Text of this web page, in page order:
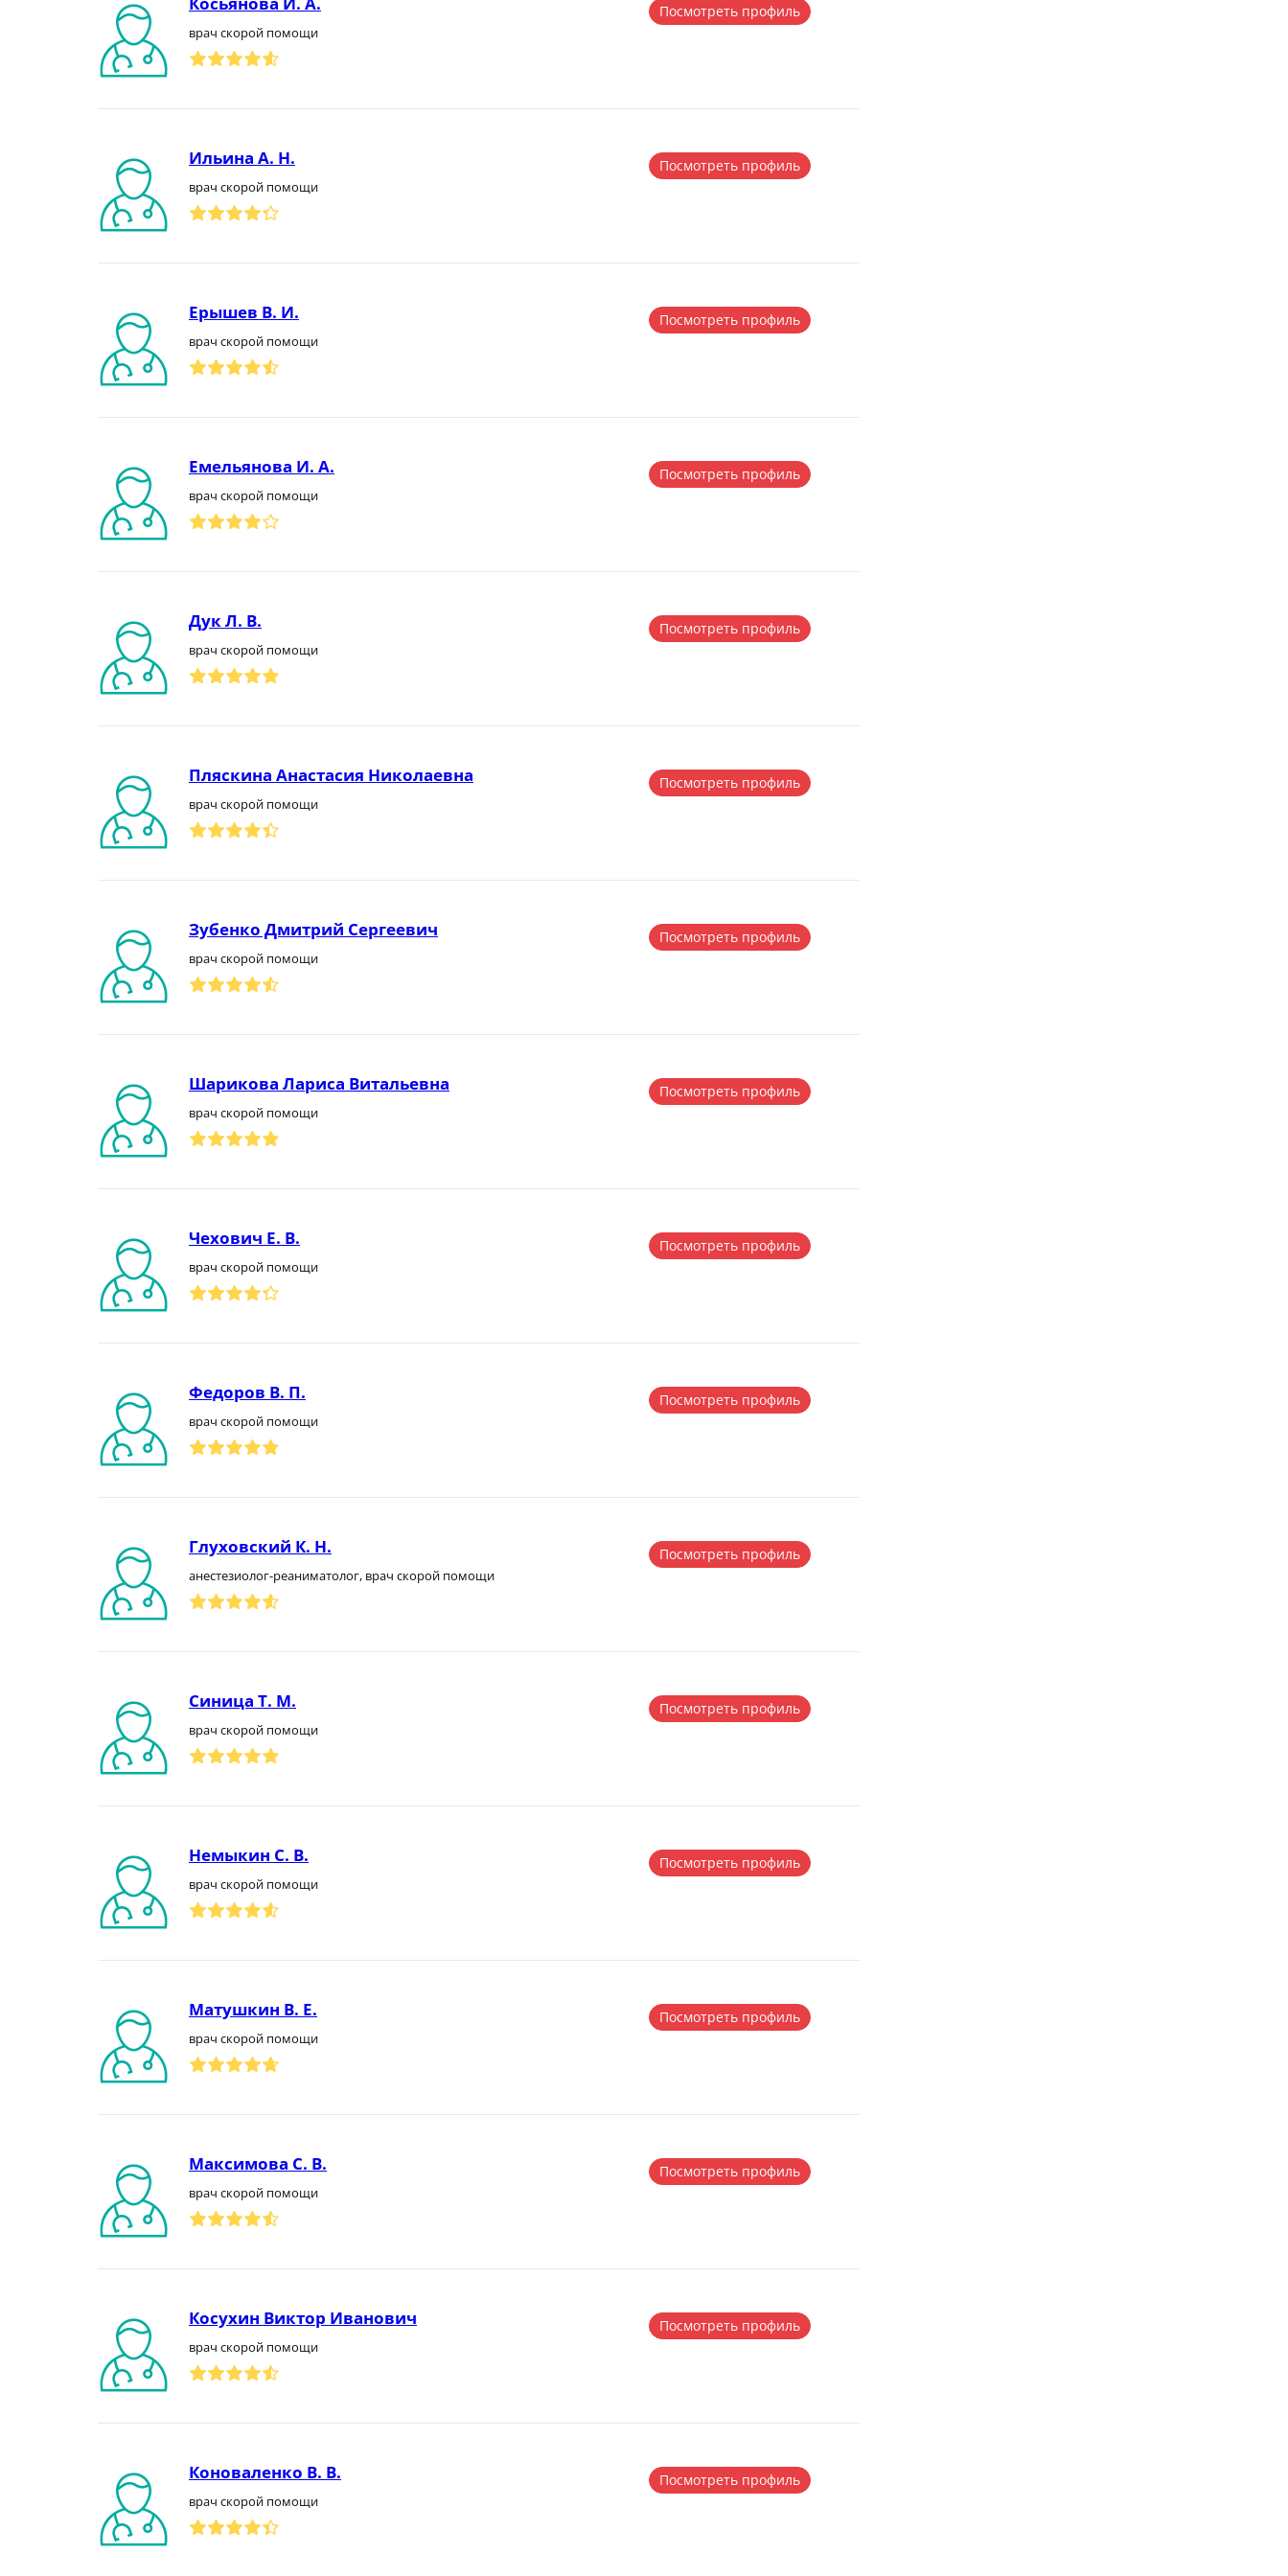
врач скорой помощи
Посмотреть профиль
Ильина А. Н.
врач скорой помощи
Посмотреть профиль
Ерышев В. И.
врач скорой помощи
Посмотреть профиль
Емельянова И. А.
врач скорой помощи
Посмотреть профиль
Дук Л. В.
врач скорой помощи
Посмотреть профиль
Пляскина Анастасия Николаевна
врач скорой помощи
Посмотреть профиль
Зубенко Дмитрий Сергеевич
врач скорой помощи
Посмотреть профиль
Шарикова Лариса Витальевна
врач скорой помощи
Посмотреть профиль
Чехович Е. В.
врач скорой помощи
Посмотреть профиль
Федоров В. П.
врач скорой помощи
Посмотреть профиль
Глуховский К. Н.
анестезиолог-реаниматолог, врач скорой помощи
Посмотреть профиль
Синица Т. М.
врач скорой помощи
Посмотреть профиль
Немыкин С. В.
врач скорой помощи
Посмотреть профиль
Матушкин В. Е.
врач скорой помощи
Посмотреть профиль
Максимова С. В.
врач скорой помощи
Посмотреть профиль
Косухин Виктор Иванович
врач скорой помощи
Посмотреть профиль
Коноваленко В. В.
врач скорой помощи
Посмотреть профиль